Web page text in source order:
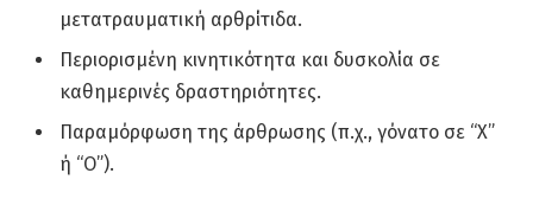
μετατραυματική αρθρίτιδα.
Περιορισμένη κινητικότητα και δυσκολία σε
καθημερινές δραστηριότητες.
Παραμόρφωση της άρθρωσης (π.χ., γόνατο σε “Χ”
ή “Ο”).